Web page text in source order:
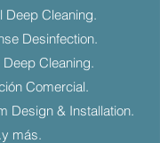
Deep Cleaning.
Desinfection.
Cleaning.
Comercial.
Design & Installation.
más.